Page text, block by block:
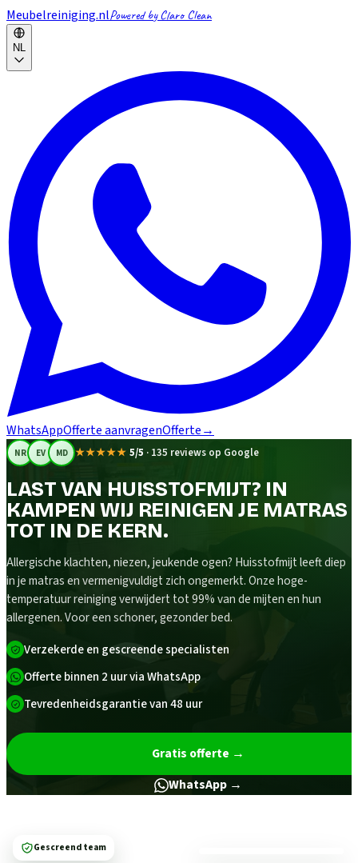
Meubelreiniging.nlPowered by Claro Clean
NL
WhatsAppOfferte aanvragenOfferte→
NR EV MD ★★★★★ 5/5 · 135 reviews op Google
LAST VAN HUISSTOFMIJT? IN
KAMPEN WIJ REINIGEN JE MATRAS
TOT IN DE KERN.
Allergische klachten, niezen, jeukende ogen? Huisstofmijt leeft diep
in je matras en vermenigvuldigt zich ongemerkt. Onze hoge-
temperatuur reiniging verwijdert tot 99% van de mijten en hun
allergenen. Voor een schoner, gezonder bed.
Verzekerde en gescreende specialisten
Offerte binnen 2 uur via WhatsApp
Tevredenheidsgarantie van 48 uur
Gratis offerte →
WhatsApp →
Gescreend team